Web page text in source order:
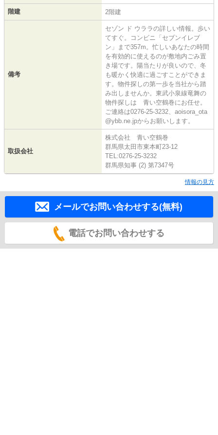
階建 2階建
備考
セゾン ド ウララの詳しい情報。歩い
てすぐ。コンビニ「セブンイレブ
ン」まで357m。忙しいあなたの時間
を有効的に使えるのが敷地内ごみ置
き場です。陽当たりが良いので、冬
も暖かく快適に過ごすことができま
す。物件探しの第一歩を当社から踏
み出しませんか。東武小泉線竜舞の
物件探しは 青い空鶴巻にお任せ。
ご連絡は0276-25-3232、aoisora_ota
@ybb.ne.jpからお願いします。
取扱会社
株式会社 青い空鶴巻
群馬県太田市東本町23-12
TEL:0276-25-3232
群馬県知事 (2) 第7347号
情報の見方
メールでお問い合わせする(無料)
電話でお問い合わせする